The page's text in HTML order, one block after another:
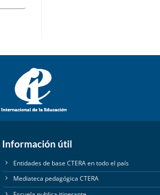
Información útil
Entidades de base CTERA en todo el país
Mediateca pedagógica CTERA